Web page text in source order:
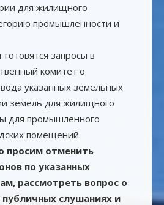
для жилищного
промышленности и
запросы в
комитет о
указанных земельных
земель для жилищного
для промышленного
помещений.
просим отменить
по указанных
рассмотреть вопрос о
слушаниях и